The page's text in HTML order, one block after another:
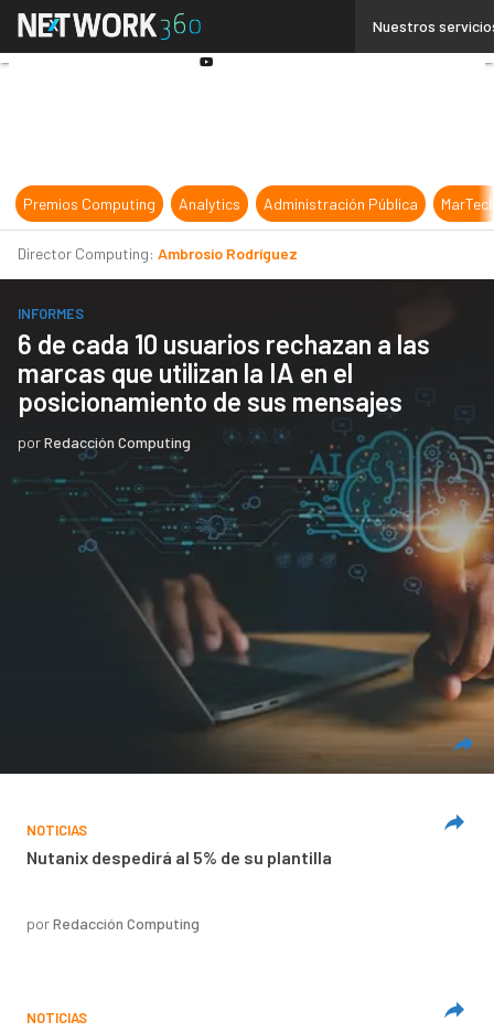
Nuestros
Premios Computing Analytics Administración Pública
Director Computing: Ambrosio Rodríguez
INFORMES
6 de cada 10 usuarios rechazan a las
marcas que utilizan la IA en el
posicionamiento de sus mensajes
porRedacción Computing
NOTICIAS
Nutanix despedirá al 5% de su plantilla
porRedacción Computing
NOTICIAS